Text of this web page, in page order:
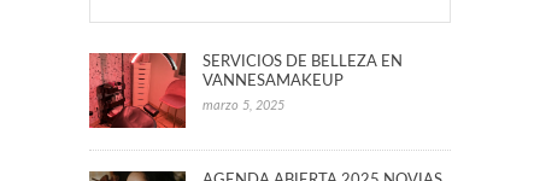
SERVICIOS DE BELLEZA EN
VANNESAMAKEUP
marzo 5, 2025